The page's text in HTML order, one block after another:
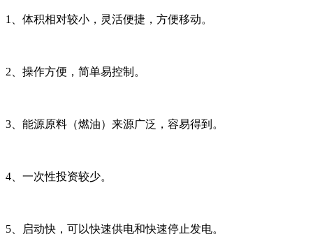
1、体积相对较小，灵活便捷，方便移动。
2、操作方便，简单易控制。
3、能源原料（燃油）来源广泛，容易得到。
4、一次性投资较少。
5、启动快，可以快速供电和快速停止发电。